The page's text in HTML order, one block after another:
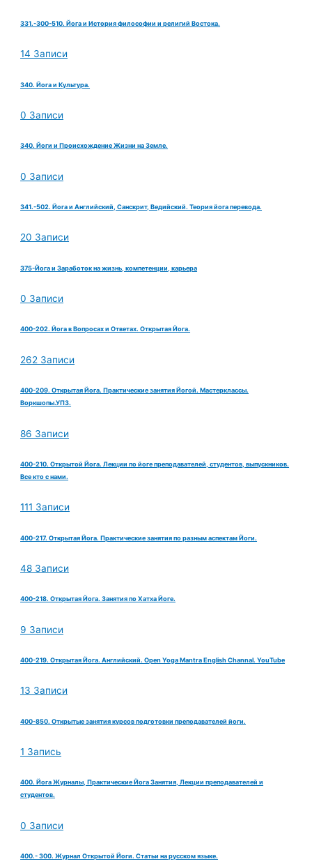
331.-300-510. Йога и История философии и религий Востока.
14 Записи
340. Йога и Культура.
0 Записи
340. Йоги и Происхождение Жизни на Земле.
0 Записи
341.-502. Йога и Английский, Санскрит, Ведийский. Теория йога перевода.
20 Записи
375-Йога и Заработок на жизнь, компетенции, карьера
0 Записи
400-202. Йога в Вопросах и Ответах. Открытая Йога.
262 Записи
400-209. Открытая Йога. Практические занятия Йогой. Мастерклассы.
Воркшопы.УПЗ.
86 Записи
400-210. Открытой Йога. Лекции по йоге преподавателей, студентов, выпускников.
Все кто с нами.
111 Записи
400-217. Открытая Йога. Практические занятия по разным аспектам Йоги.
48 Записи
400-218. Открытая Йога. Занятия по Хатха Йоге.
9 Записи
400-219. Открытая Йога. Английский. Open Yoga Mantra English Channal. YouTube
13 Записи
400-850. Открытые занятия курсов подготовки преподавателей йоги.
1 Запись
400. Йога Журналы, Практические Йога Занятия, Лекции преподавателей и
студентов.
0 Записи
400.- 300. Журнал Открытой Йоги. Статьи на русском языке.